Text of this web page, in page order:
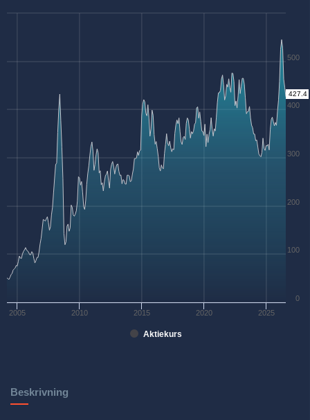
Aktiekurs
2005 2010 2015 2020 2025
0
100
200
300
400
500
427.4
Beskrivning